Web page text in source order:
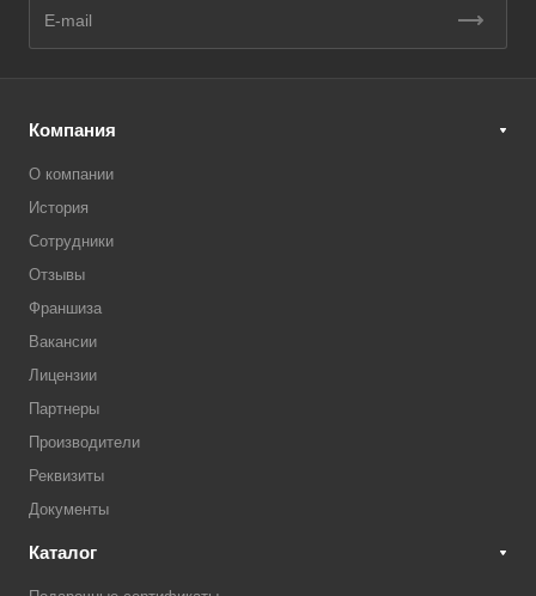
Компания
О компании
История
Сотрудники
Отзывы
Франшиза
Вакансии
Лицензии
Партнеры
Производители
Реквизиты
Документы
Каталог